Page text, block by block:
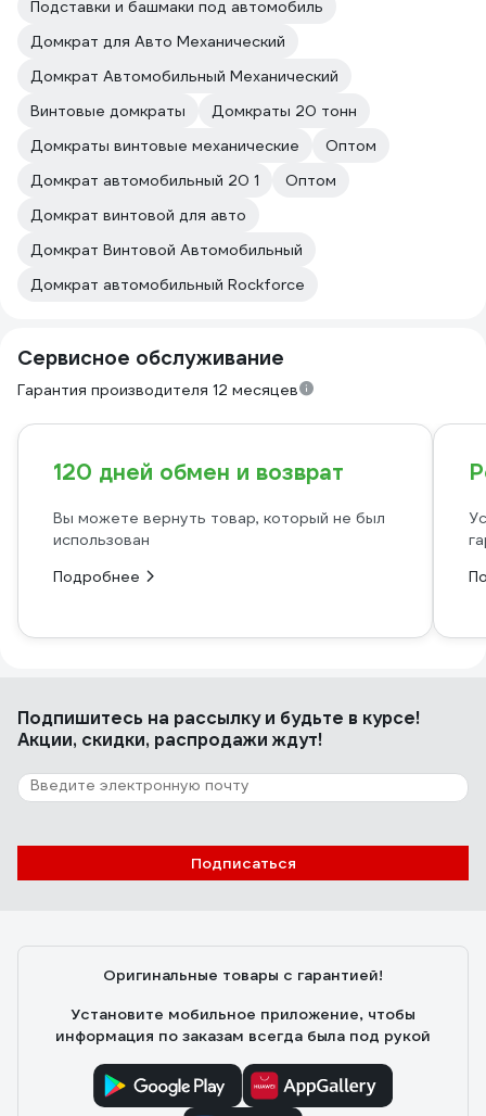
Подставки и башмаки под автомобиль
Домкрат для Авто Механический
Домкрат Автомобильный Механический
Винтовые домкраты
Домкраты 20 тонн
Домкраты винтовые механические
Оптом
Домкрат автомобильный 20 1
Оптом
Домкрат винтовой для авто
Домкрат Винтовой Автомобильный
Домкрат автомобильный Rockforce
Сервисное обслуживание
Гарантия производителя 12 месяцев
120 дней обмен и возврат
Вы можете вернуть товар, который не был
использован
Подробнее
Подпишитесь на рассылкуи будьте в курсе!
Акции, скидки, распродажи ждут!
Подписаться
Оригинальные товары с гарантией!
Установите мобильное приложение, чтобы
информация по заказам всегда была под рукой